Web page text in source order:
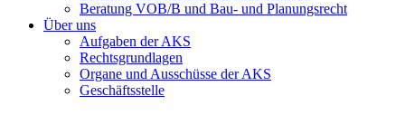
Beratung VOB/B und Bau- und Planungsrecht
Über uns
Aufgaben der AKS
Rechtsgrundlagen
Organe und Ausschüsse der AKS
Geschäftsstelle